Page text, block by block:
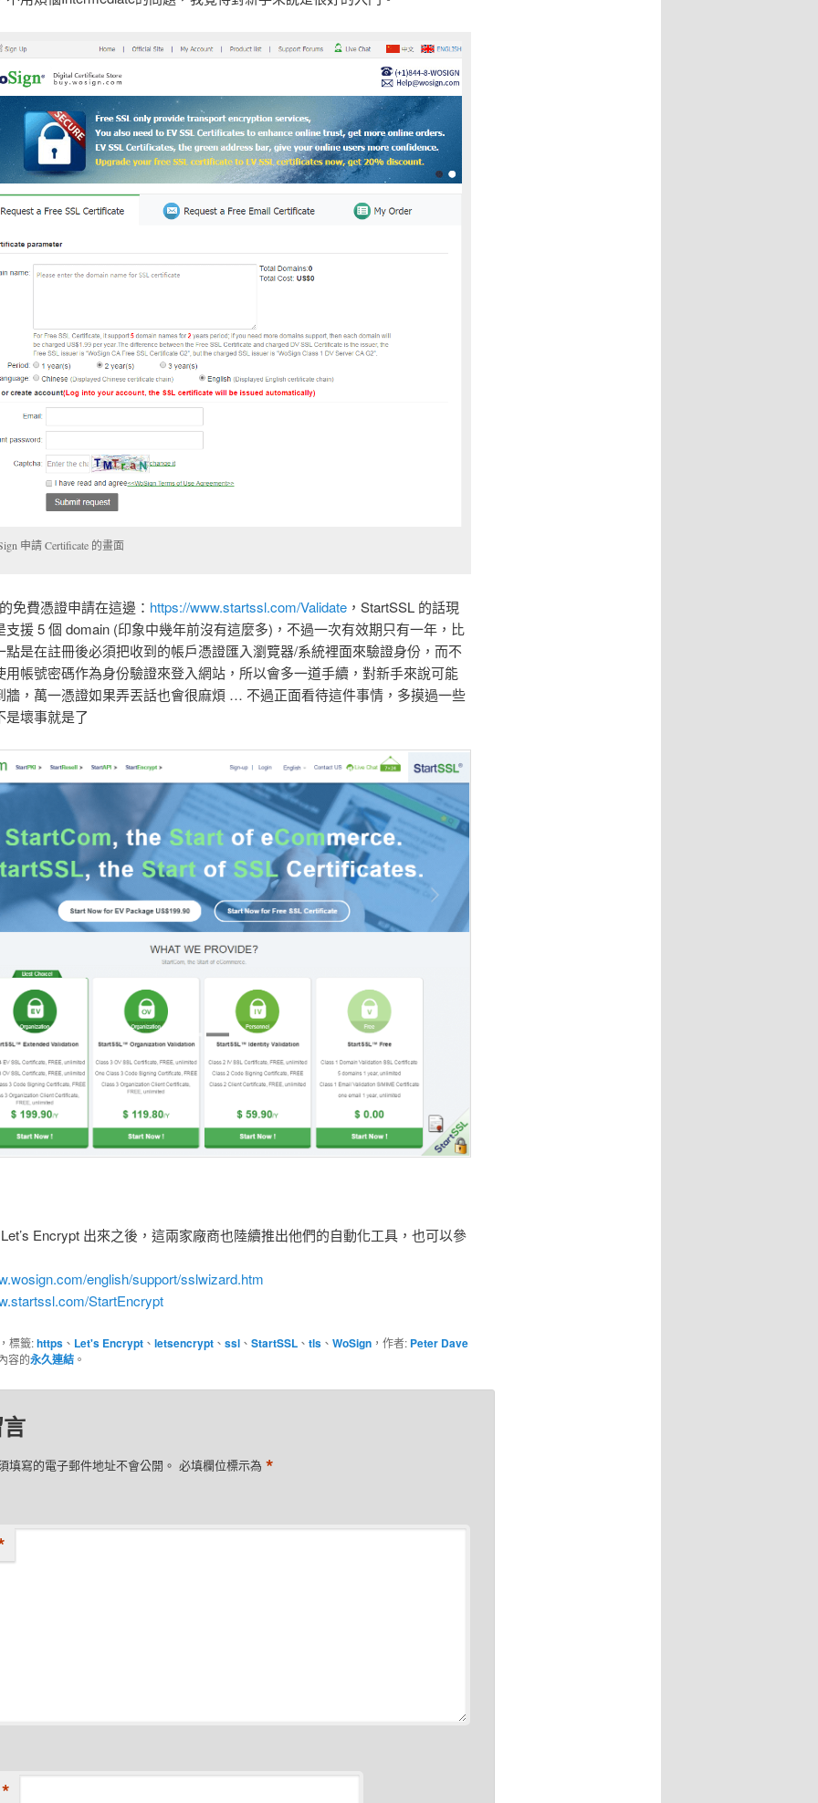
申請 Certificate 的畫面
免費憑證申請在這邊： https://www.startssl.com/Validate，StartSSL 的話現
支援 5 個 domain (印象中幾年前沒有這麼多)，不過一次有效期只有一年，比
點是在註冊後必須把收到的帳戶憑證匯入瀏覽器/系統裡面來驗證身份，而不
用帳號密碼作為身份驗證來登入網站，所以會多一道手續，對新手來說可能
牆，萬一憑證如果弄丟話也會很麻煩 … 不過正面看待這件事情，多摸過一些
是壞事就是了
Encrypt 出來之後，這兩家廠商也陸續推出他們的自動化工具，也可以參
english/support/sslwizard.htm
StartEncrypt
標籤:https、 Let's Encrypt、 letsencrypt、 ssl、 StartSSL、 tls、 WoSign，作者: Peter Dave
容的永久連結。
填寫的電子郵件地址不會公開。 必填欄位標示為 *
*